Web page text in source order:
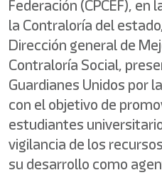
Federación (CPCEF),
la Contraloría del
Dirección general de
Contraloría Social,
Guardianes Unidos por
con el objetivo de
estudiantes
vigilancia de los
su desarrollo como